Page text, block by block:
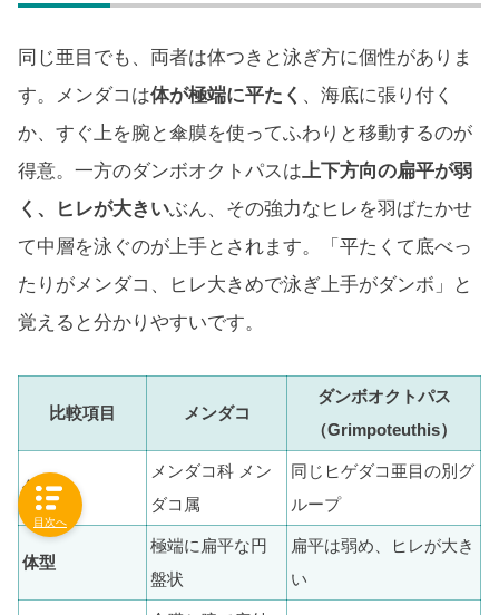
同じ亜目でも、両者は体つきと泳ぎ方に個性がありま
す。メンダコは体が極端に平たく 、海底に張り付く
か、すぐ上を腕と傘膜を使ってふわりと移動するのが
得意。一方のダンボオクトパスは 上下方向の扁平が弱
く、ヒレが大きいぶん、その強力なヒレを羽ばたかせ
て中層を泳ぐのが上手とされます。「平たくて底べっ
たりがメンダコ、ヒレ大きめで泳ぎ上手がダンボ」と
覚えると分かりやすいです。
比較項目 メンダコ
ダンボオクトパス
（Grimpoteuthis）
分類
メンダコ科 メン
ダコ属
同じヒゲダコ亜目の別グ
ループ
体型
極端に扁平な円
盤状
扁平は弱め、ヒレが大き
い
目次へ